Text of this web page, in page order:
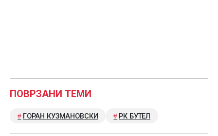
ПОВРЗАНИ ТЕМИ
ГОРАН КУЗМАНОВСКИ РК БУТЕЛ